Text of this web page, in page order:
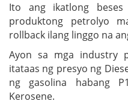
Ito ang ikatlong
produktong petrolyo
rollback ilang linggo na
Ayon sa mga industry
itataas ng presyo ng
ng gasolina habang
Kerosene.